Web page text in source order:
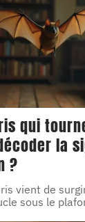
qui
la
?
vient de
sous le